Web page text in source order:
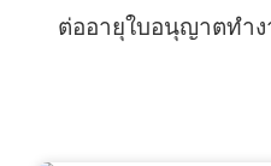
ต่ออายุใบอนุญาตทำ